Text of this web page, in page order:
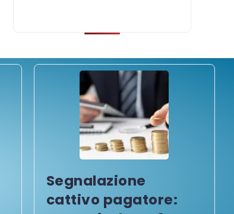
Segnalazione
cattivo pagatore: